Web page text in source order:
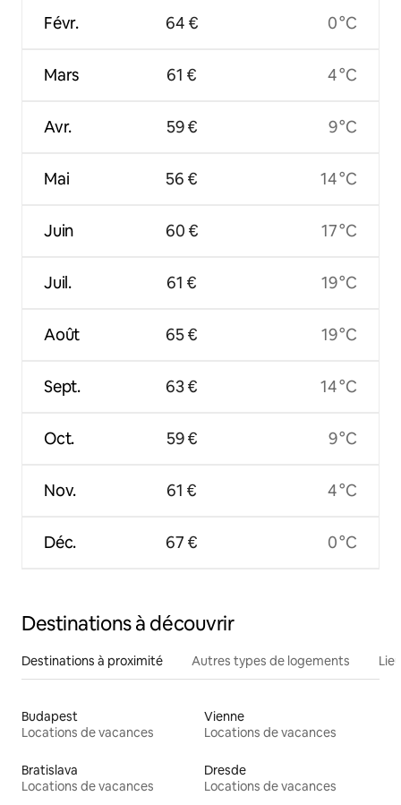
Févr.
Mars
Avr.
Mai
Juin
Juil.
Août
Sept.
Oct.
Nov.
Déc.
64 €
61 €
59 €
56 €
60 €
61 €
65 €
63 €
59 €
61 €
67 €
0 °C
4 °C
9 °C
14 °C
17 °C
19 °C
19 °C
14 °C
9 °C
4 °C
0 °C
Destinations à découvrir
Destinations à proximité Autres types de logements
Budapest
Locations de vacances
Vienne
Locations de vacances
Bratislava
Locations de vacances
Dresde
Locations de vacances